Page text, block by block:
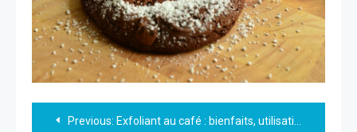
Navigation
Previous: Exfoliant au café : bienfaits, utilisation et conseils pour une peau éclatante